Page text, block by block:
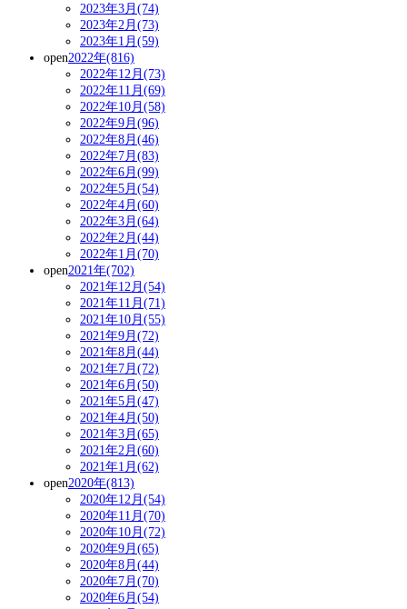
2023年3月(74)
2023年2月(73)
2023年1月(59)
open2022年(816)
2022年12月(73)
2022年11月(69)
2022年10月(58)
2022年9月(96)
2022年8月(46)
2022年7月(83)
2022年6月(99)
2022年5月(54)
2022年4月(60)
2022年3月(64)
2022年2月(44)
2022年1月(70)
open2021年(702)
2021年12月(54)
2021年11月(71)
2021年10月(55)
2021年9月(72)
2021年8月(44)
2021年7月(72)
2021年6月(50)
2021年5月(47)
2021年4月(50)
2021年3月(65)
2021年2月(60)
2021年1月(62)
open2020年(813)
2020年12月(54)
2020年11月(70)
2020年10月(72)
2020年9月(65)
2020年8月(44)
2020年7月(70)
2020年6月(54)